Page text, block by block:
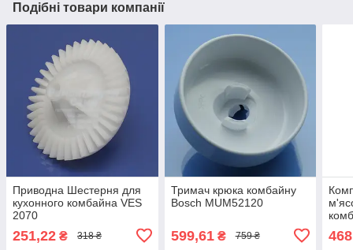
Подібні товари компанії
Приводна Шестерня для
кухонного комбайна VES
2070
251,22 ₴ 318 ₴
Тримач крюка комбайну
Bosch MUM52120
599,61₴ 759 ₴